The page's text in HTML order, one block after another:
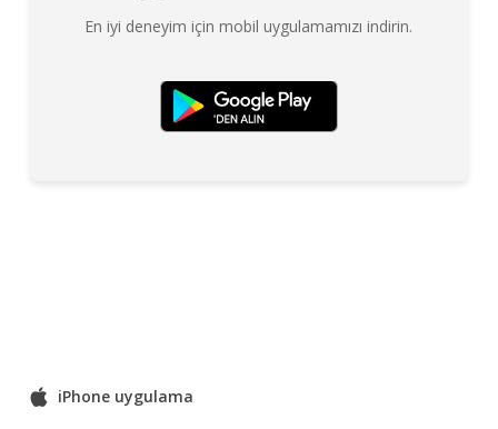
En iyi deneyim için mobil uygulamamızı indirin.
iPhone uygulama